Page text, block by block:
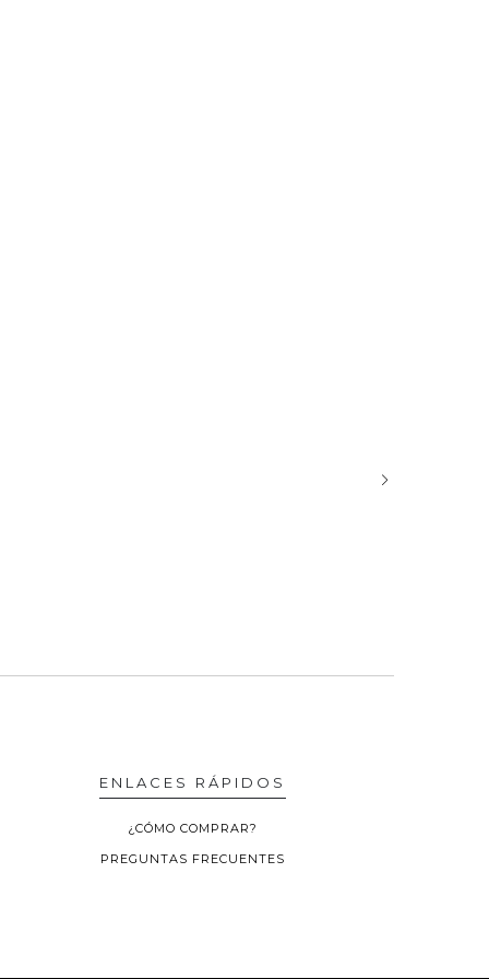
ENLACES RÁPIDOS
¿CÓMO COMPRAR?
PREGUNTAS FRECUENTES